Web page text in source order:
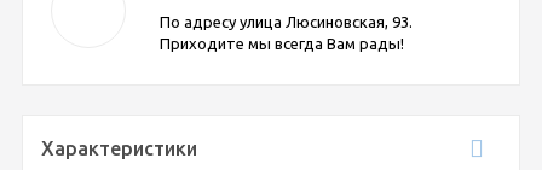
По адресу улица Люсиновская, 93.
Приходите мы всегда Вам рады!
Характеристики